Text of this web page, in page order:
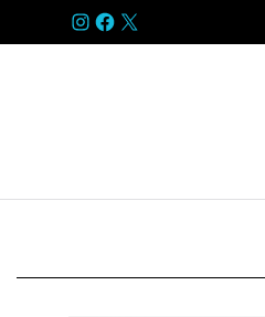
INSTAGRAM
FACEBOOK
X